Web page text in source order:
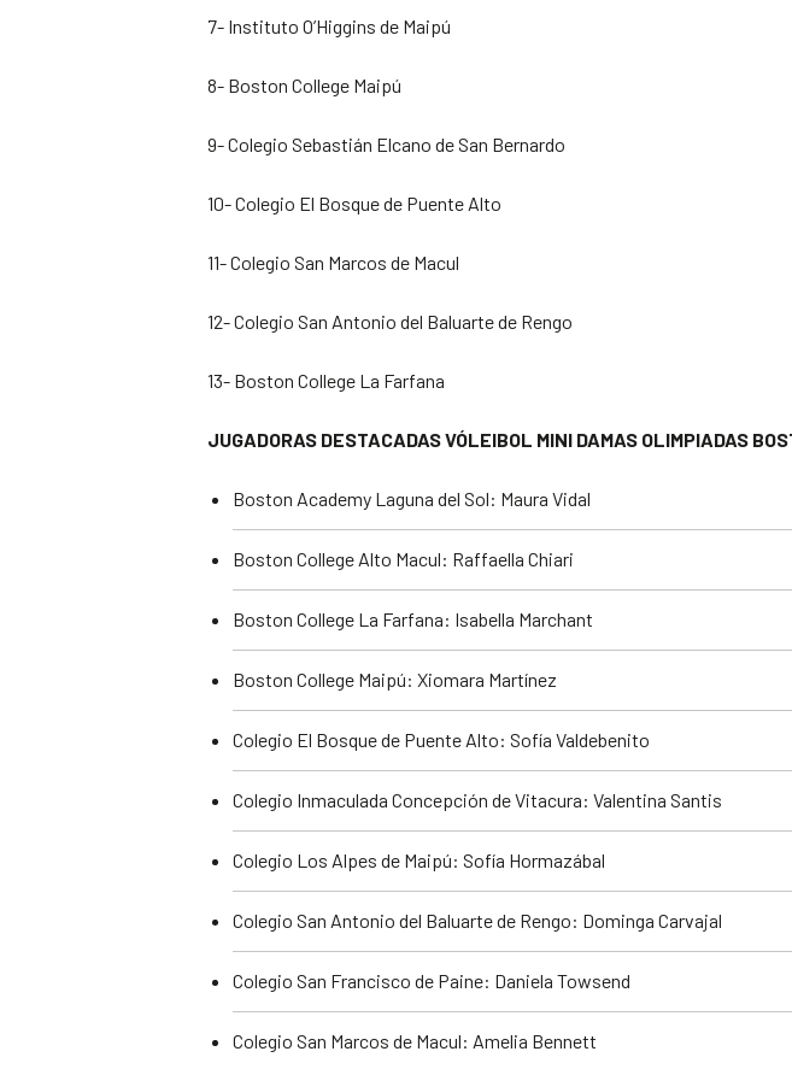
7- Instituto O’Higgins de Maipú
8- Boston College Maipú
9- Colegio Sebastián Elcano de San Bernardo
10- Colegio El Bosque de Puente Alto
11- Colegio San Marcos de Macul
12- Colegio San Antonio del Baluarte de Rengo
13- Boston College La Farfana
JUGADORAS DESTACADAS VÓLEIBOL MINI DAMAS OLIMPIADAS
Boston Academy Laguna del Sol: Maura Vidal
Boston College Alto Macul: Raffaella Chiari
Boston College La Farfana: Isabella Marchant
Boston College Maipú: Xiomara Martínez
Colegio El Bosque de Puente Alto: Sofía Valdebenito
Colegio Inmaculada Concepción de Vitacura: Valentina Santis
Colegio Los Alpes de Maipú: Sofía Hormazábal
Colegio San Antonio del Baluarte de Rengo: Dominga Carvajal
Colegio San Francisco de Paine: Daniela Towsend
Colegio San Marcos de Macul: Amelia Bennett